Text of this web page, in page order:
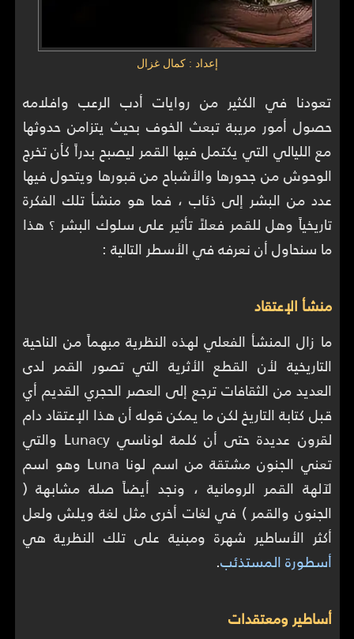
إعداد : كمال غزال
تعودنا في الكثير من روايات أدب الرعب وافلامه
حصول أمور مريبة تبعث الخوف بحيث يتزامن حدوثها
مع الليالي التي يكتمل فيها القمر ليصبح بدراً كأن تخرج
الوحوش من جحورها والأشباح من قبورها ويتحول فيها
عدد من البشر إلى ذئاب ، فما هو منشأ تلك الفكرة
تاريخياً وهل للقمر فعلاً تأثير على سلوك البشر ؟ هذا
ما سنحاول أن نعرفه في الأسطر التالية :
منشأ الإعتقاد
ما زال المنشأ الفعلي لهذه النظرية مبهماً من الناحية
التاريخية لأن القطع الأثرية التي تصور القمر لدى
العديد من الثقافات ترجع إلى العصر الحجري القديم أي
قبل كتابة التاريخ لكن ما يمكن قوله أن هذا الإعتقاد دام
لقرون عديدة حتى أن كلمة لوناسي Lunacy والتي
تعني الجنون مشتقة من اسم لونا Luna وهو اسم
لآلهة القمر الرومانية ، ونجد أيضاً صلة مشابهة (
الجنون والقمر ) في لغات أخرى مثل لغة ويلش ولعل
أكثر الأساطير شهرة ومبنية على تلك النظرية هي
أسطورة المستذئب.
أساطير ومعتقدات